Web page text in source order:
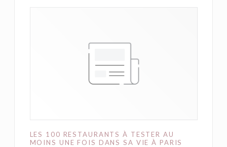
LES 100 RESTAURANTS À TESTER AU
MOINS UNE FOIS DANS SA VIE À PARIS